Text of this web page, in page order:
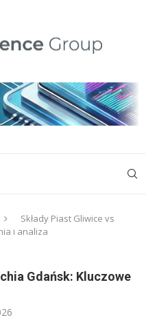
Składy Piast Gliwice vs
i analiza
Gdańsk: Kluczowe